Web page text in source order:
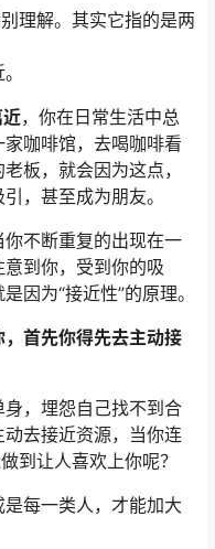
理解。其实它指的是两
近，你在日常生活中总
咖啡馆，去喝咖啡看
板，就会因为这点，
，甚至成为朋友。
你不断重复的出现在一
到你，受到你的吸
因为“接近性”的原理。
首先你得先去主动接
，埋怨自己找不到合
去接近资源，当你连
到让人喜欢上你呢？
每一类人，才能加大